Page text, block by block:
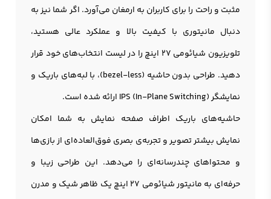
مثبت و راحت را برای کاربران به ارمغان می‌آورد. اگر شما نیز به
دنبال مانيتوري با کیفیت بالا و عملکرد عالی هستید،
تلویزیون شیائومی 27 اینچ را در لیست انتخاب‌های خود قرار
دهید. طراحی بدون حاشیه (bezel-less)، با لبه‌های باریک و
نمایشگر IPS (In-Plane Switching) ارائه شده است.
حاشیه‌های باریک اطراف صفحه نمایش به شما امکان
نمایش بیشتر تصویر و تجربه‌ی بصری فوق‌العاده‌ای از بازی‌ها
و محتواهای چندرسانه‌ای را می‌دهد. این طراحی زیبا و
حرفه‌ای به مانيتور شيائومي 27 اينچ یک ظاهر شیک و مدرن